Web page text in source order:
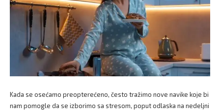
Kada se osećamo preopterećeno, često tražimo nove navike koje bi
nam pomogle da se izborimo sa stresom, poput odlaska na nedeljni